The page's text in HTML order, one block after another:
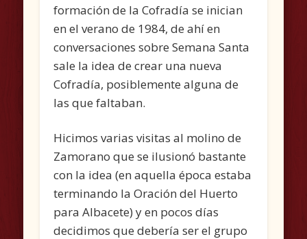
formación de la Cofradía se inician
en el verano de 1984, de ahí en
conversaciones sobre Semana Santa
sale la idea de crear una nueva
Cofradía, posiblemente alguna de
las que faltaban.
Hicimos varias visitas al molino de
Zamorano que se ilusionó bastante
con la idea (en aquella época estaba
terminando la Oración del Huerto
para Albacete) y en pocos días
decidimos que debería ser el grupo